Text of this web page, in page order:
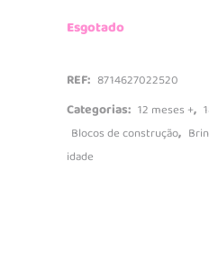
Esgotado
REF: 8714627022520
Categorias: 12 meses +,
Blocos de construção,
idade